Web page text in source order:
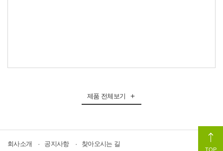
제품 전체보기 
회사소개 공지사항 찾아오시는 길
TOP